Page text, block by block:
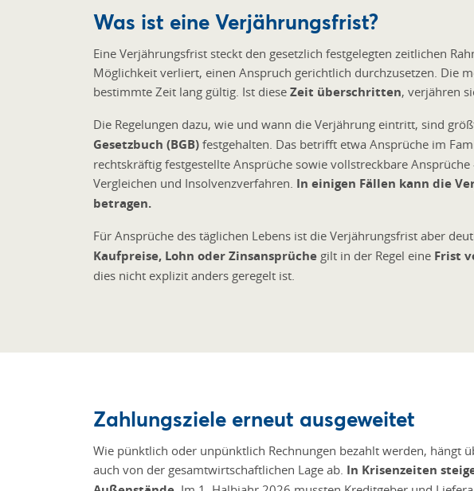
Was ist eine Verjährungsfrist?
Eine Verjährungsfrist steckt den gesetzlich festgelegten zeitlichen
Möglichkeit verliert, einen Anspruch gerichtlich durchzusetzen. Die
bestimmte Zeit lang gültig. Ist diese Zeit überschritten, verjähren
Die Regelungen dazu, wie und wann die Verjährung eintritt, sind
Gesetzbuch (BGB) festgehalten. Das betrifft etwa Ansprüche im
rechtskräftig festgestellte Ansprüche sowie vollstreckbare
Vergleichen und Insolvenzverfahren. In einigen Fällen kann die
betragen.
Für Ansprüche des täglichen Lebens ist die Verjährungsfrist aber
Kaufpreise, Lohn oder Zinsansprüche gilt in der Regel eine Frist
dies nicht explizit anders geregelt ist.
Zahlungsziele erneut ausgeweitet
Wie pünktlich oder unpünktlich Rechnungen bezahlt werden, hängt
auch von der gesamtwirtschaftlichen Lage ab. In Krisenzeiten